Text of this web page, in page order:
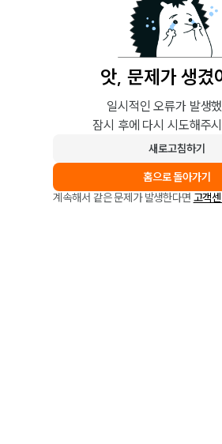
앗, 문제가 생겼
일시적인 오류가 발생
잠시 후에 다시 시도해주
새로고침하기
홈으로 돌아가기
계속해서 같은 문제가 발생한다면 고객